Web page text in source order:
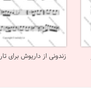
زندونی از داریوش برای تار